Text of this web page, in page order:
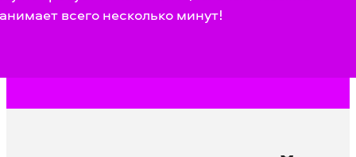
всего несколько минут!